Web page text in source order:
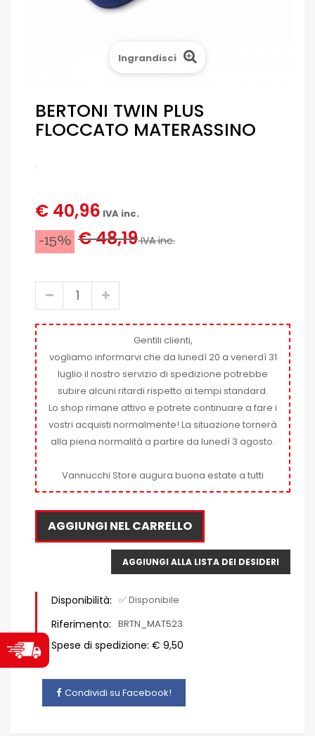
Ingrandisci
BERTONI TWIN PLUS
FLOCCATO MATERASSINO
.
€ 40,96 IVA inc.
-15% € 48,19IVA inc.
Gentili clienti,
vogliamo informarvi che da lunedì 20 a venerdì 31
luglio il nostro servizio di spedizione potrebbe
subire alcuni ritardi rispetto ai tempi standard.
Lo shop rimane attivo e potrete continuare a fare i
vostri acquisti normalmente! La situazione tornerà
alla piena normalità a partire da lunedì 3 agosto.
Vannucchi Store augura buona estate a tutti
AGGIUNGI NEL CARRELLO
AGGIUNGI ALLA LISTA DEI DESIDERI
Disponibilità: ✅ Disponibile
Riferimento: BRTN_MAT523
Spese di spedizione: € 9,50
Condividi su Facebook!